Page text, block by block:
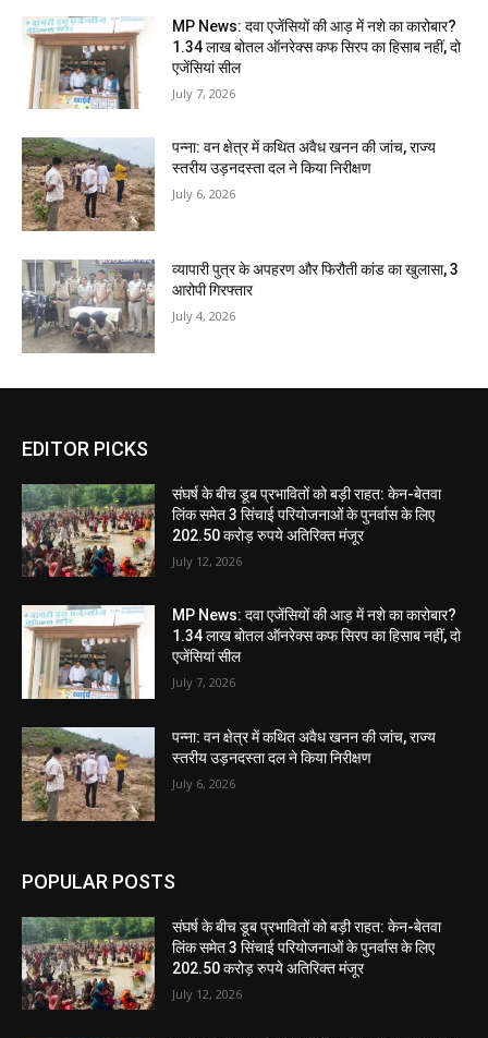
MP News: दवा एजेंसियों की आड़ में नशे का कारोबार?
1.34 लाख बोतल ऑनरेक्स कफ सिरप का हिसाब नहीं, दो
एजेंसियां सील
July 7, 2026
पन्ना: वन क्षेत्र में कथित अवैध खनन की जांच, राज्य
स्तरीय उड़नदस्ता दल ने किया निरीक्षण
July 6, 2026
व्यापारी पुत्र के अपहरण और फिरौती कांड का खुलासा, 3
आरोपी गिरफ्तार
July 4, 2026
EDITOR PICKS
संघर्ष के बीच डूब प्रभावितों को बड़ी राहत: केन-बेतवा
लिंक समेत 3 सिंचाई परियोजनाओं के पुनर्वास के लिए
202.50 करोड़ रुपये अतिरिक्त मंजूर
July 12, 2026
MP News: दवा एजेंसियों की आड़ में नशे का कारोबार?
1.34 लाख बोतल ऑनरेक्स कफ सिरप का हिसाब नहीं, दो
एजेंसियां सील
July 7, 2026
पन्ना: वन क्षेत्र में कथित अवैध खनन की जांच, राज्य
स्तरीय उड़नदस्ता दल ने किया निरीक्षण
July 6, 2026
POPULAR POSTS
संघर्ष के बीच डूब प्रभावितों को बड़ी राहत: केन-बेतवा
लिंक समेत 3 सिंचाई परियोजनाओं के पुनर्वास के लिए
202.50 करोड़ रुपये अतिरिक्त मंजूर
July 12, 2026